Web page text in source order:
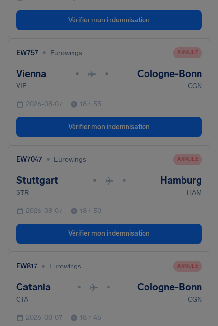
Vérifier mon indemnisation
EW757 • Eurowings ANNULÉ
Vienna • • Cologne-Bonn
VIE CGN
2026-08-07 18 h 55
Vérifier mon indemnisation
EW7047 • Eurowings ANNULÉ
Stuttgart • • Hamburg
STR HAM
2026-08-07 18 h 50
Vérifier mon indemnisation
EW817 • Eurowings ANNULÉ
Catania • • Cologne-Bonn
CTA CGN
2026-08-07 18 h 45